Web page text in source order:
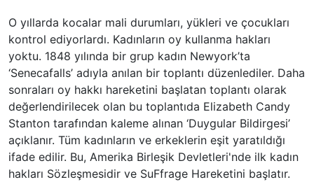
O yıllarda kocalar mali durumları, yükleri ve çocukları
kontrol ediyorlardı. Kadınların oy kullanma hakları
yoktu. 1848 yılında bir grup kadın Newyork’ta
‘Senecafalls’ adıyla anılan bir toplantı düzenlediler. Daha
sonraları oy hakkı hareketini başlatan toplantı olarak
değerlendirilecek olan bu toplantıda Elizabeth Candy
Stanton tarafından kaleme alınan ‘Duygular Bildirgesi’
açıklanır. Tüm kadınların ve erkeklerin eşit yaratıldığı
ifade edilir. Bu, Amerika Birleşik Devletleri'nde ilk kadın
hakları Sözleşmesidir ve SuFfrage Hareketini başlatır.